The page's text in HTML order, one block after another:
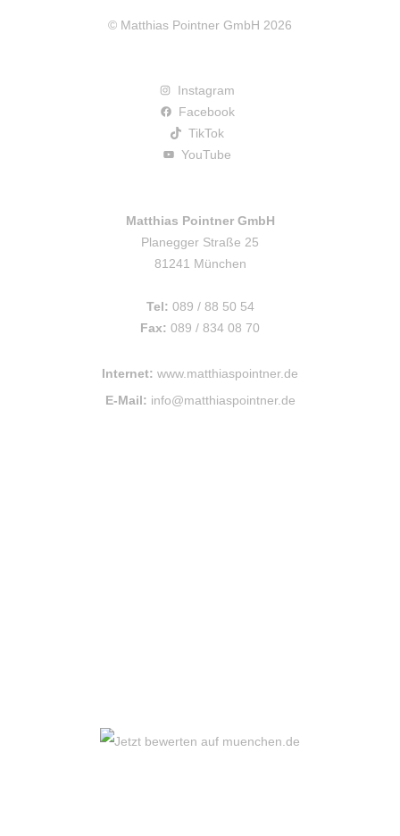
© Matthias Pointner GmbH 2026
Instagram
Facebook
TikTok
YouTube
Matthias Pointner GmbH
Planegger Straße 25
81241 München
Tel: 089 / 88 50 54
Fax: 089 / 834 08 70
Internet: www.matthiaspointner.de
E-Mail: info@matthiaspointner.de